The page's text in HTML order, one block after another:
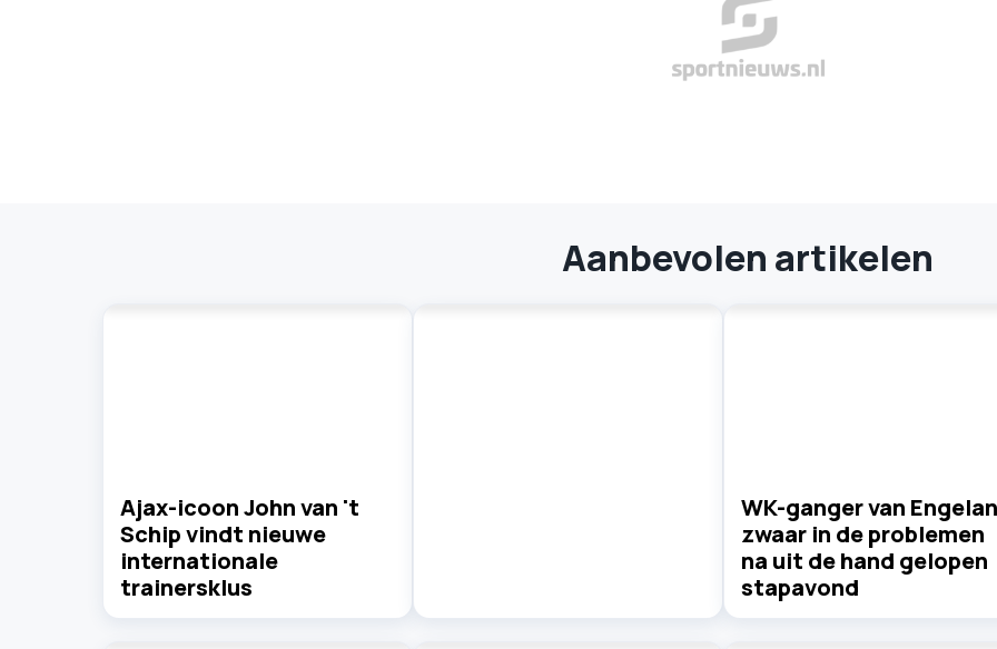
Aanbevolen artikelen
Ajax-icoon John van 't
Schip vindt nieuwe
internationale
trainersklus
WK-ganger van
zwaar in de problemen
na uit de hand gelopen
stapavond